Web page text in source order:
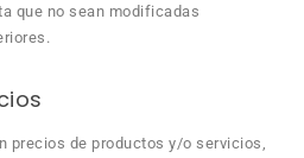
que no sean modificadas
precios de productos y/o servicios,